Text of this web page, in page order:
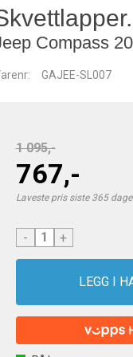
Compass
GAJEE-SL007
1 095,-
767,-
Laveste pris siste 365
- +